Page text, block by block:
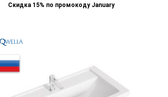
Скидка 15% по промокоду January